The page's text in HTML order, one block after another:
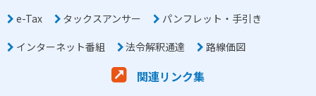
e-Tax タックスアンサー
パンフレット・手引き
インターネット番組
法令解釈通達 路線価図
関連リンク集